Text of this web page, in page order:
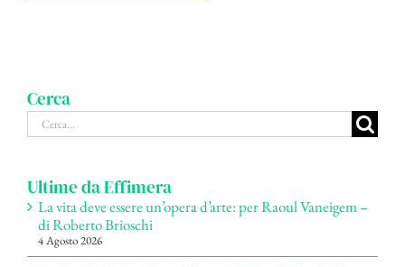
Cerca
Cerca
per:
Ultime da Effimera
La vita deve essere un’opera d’arte: per Raoul Vaneigem –
di Roberto Brioschi
4 Agosto 2026